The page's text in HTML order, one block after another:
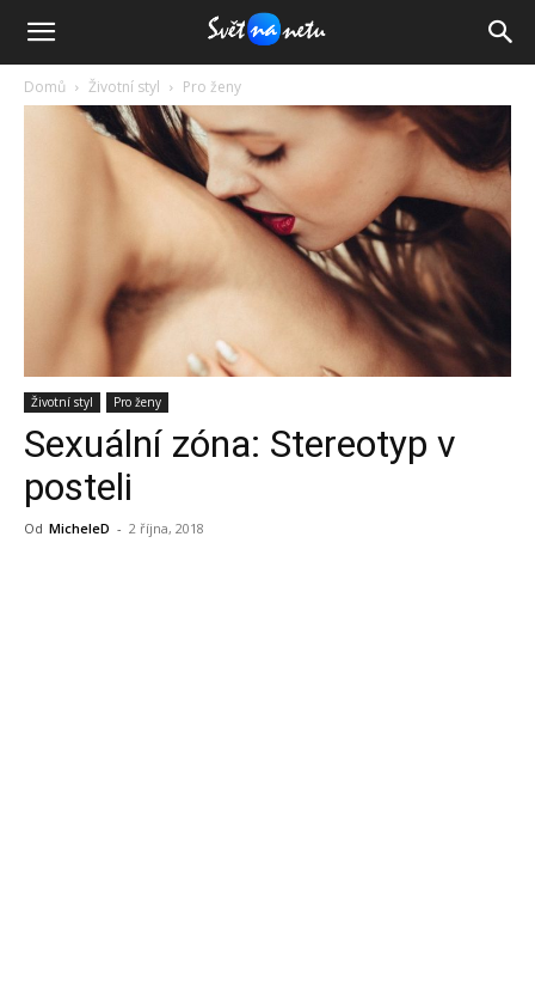
Domů Životní styl Pro ženy
Životní styl Pro ženy
Sexuální zóna: Stereotyp v
posteli
Od MicheleD - 2 října, 2018